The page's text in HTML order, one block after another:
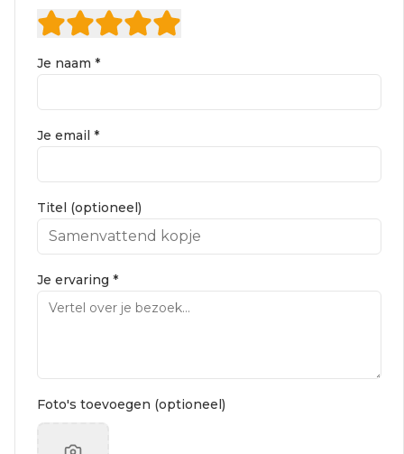
Je naam *
Je email *
Titel (optioneel)
Je ervaring *
Foto's toevoegen (optioneel)